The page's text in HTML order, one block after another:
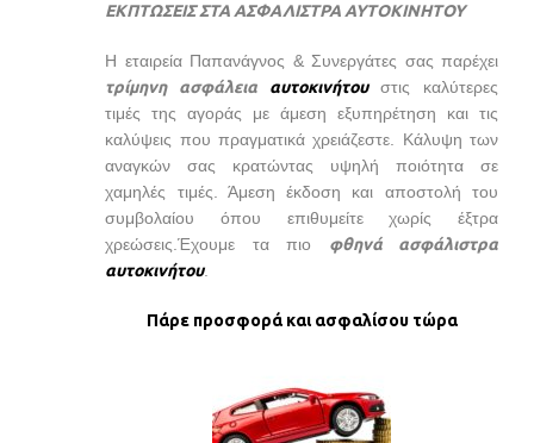
Εισόδημα
ΕΤΑΙΡΕΙΕΣ
Ασφάλειες Επιχειρήσεων
Ασφάλειες Μεταφορών
Τεχνικά Έργα
Διακοπή Εργασιών
Μηχανικές Βλάβες
Ασφάλιση Πληρωμάτων
ΕΚΠΤΩΣΕΙΣ ΣΤΑ ΑΣΦΑΛΙΣΤΡΑ ΑΥΤΟΚΙΝΗΤΟΥ
Η εταιρεία Παπανάγνος & Συνεργάτες σας παρέχει
τρίμηνη ασφάλεια αυτοκινήτου
στις καλύτερες
τιμές της αγοράς με άμεση εξυπηρέτηση και τις
καλύψεις που πραγματικά χρειάζεστε. Κάλυψη των
αναγκών σας κρατώντας υψηλή ποιότητα σε
χαμηλές τιμές. Άμεση έκδοση και αποστολή του
συμβολαίου όπου επιθυμείτε χωρίς έξτρα
χρεώσεις.Έχουμε τα πιο φθηνά ασφάλιστρα
αυτοκινήτου.
Πάρε προσφορά και ασφαλίσου τώρα